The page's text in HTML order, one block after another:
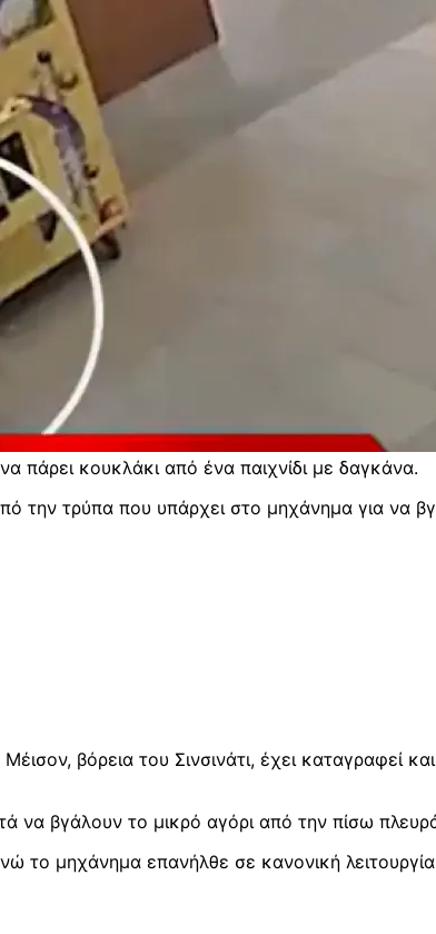
πάρει κουκλάκι από ένα παιχνίδι με δαγκάνα.
την τρύπα που υπάρχει στο μηχάνημα για να
βόρεια του Σινσινάτι, έχει καταγραφεί και
να βγάλουν το μικρό αγόρι από την πίσω
το μηχάνημα επανήλθε σε κανονική